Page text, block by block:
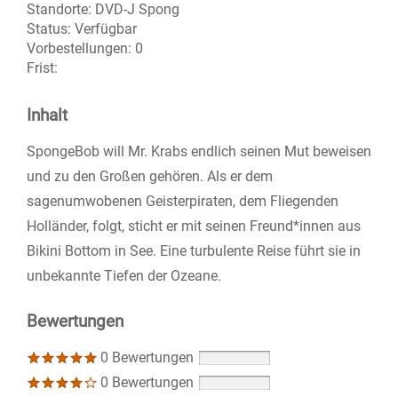
Standorte: DVD-J Spong
Status: Verfügbar
Vorbestellungen: 0
Frist:
Inhalt
SpongeBob will Mr. Krabs endlich seinen Mut beweisen
und zu den Großen gehören. Als er dem
sagenumwobenen Geisterpiraten, dem Fliegenden
Holländer, folgt, sticht er mit seinen Freund*innen aus
Bikini Bottom in See. Eine turbulente Reise führt sie in
unbekannte Tiefen der Ozeane.
Bewertungen
0 Bewertungen
0 Bewertungen